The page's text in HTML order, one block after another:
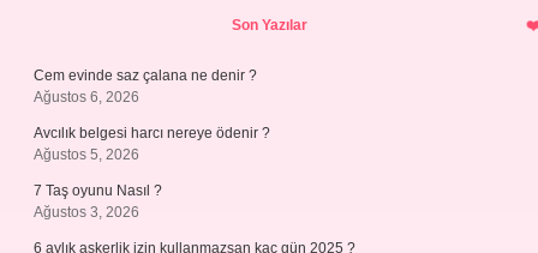
Son Yazılar
Cem evinde saz çalana ne denir ?
Ağustos 6, 2026
Avcılık belgesi harcı nereye ödenir ?
Ağustos 5, 2026
7 Taş oyunu Nasıl ?
Ağustos 3, 2026
6 aylık askerlik izin kullanmazsan kaç gün 2025 ?